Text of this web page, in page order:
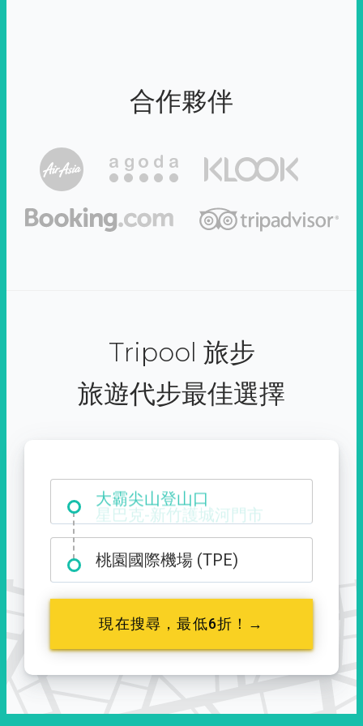
合作夥伴
Tripool 旅步
旅遊代步最佳選擇
大霸尖山登山口
桃園國際機場 (TPE)
現在搜尋，最低6折！→